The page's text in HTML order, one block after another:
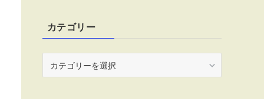
カテゴリー